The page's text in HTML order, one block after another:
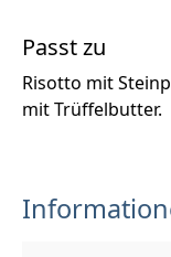
Passt zu
Risotto mit
mit Trüffelbutter.